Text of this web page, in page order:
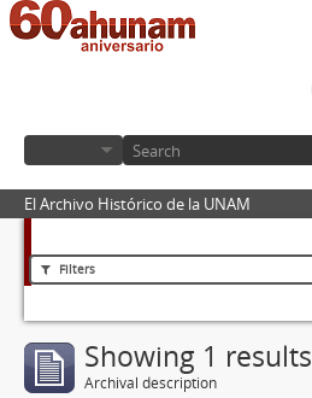
El Archivo Histórico de la UNAM
Filters
Showing 1 results
Archival description